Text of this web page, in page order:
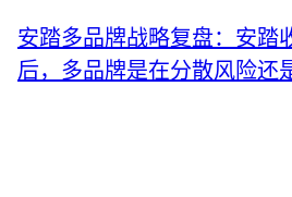
安踏多品牌战略复盘：安踏
后，多品牌是在分散风险还